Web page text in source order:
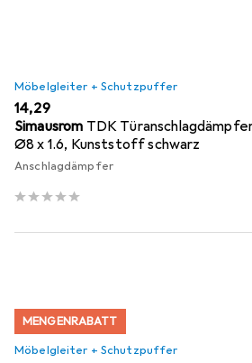
Möbelgleiter + Schutzpuffer
EUR
14,29
Simausrom TDK
Ø8 x 1.6, Kunststoff schwarz
Anschlagdämpfer
MENGENRABATT
Möbelgleiter + Schutzpuffer